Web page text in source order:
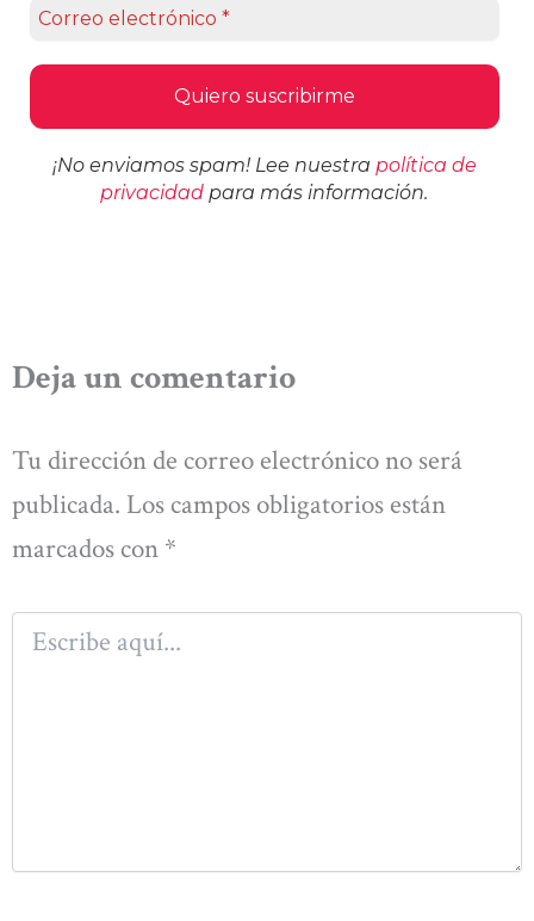
¡No enviamos spam! Lee nuestra política de
privacidad para más información.
Deja un comentario
Tu dirección de correo electrónico no será
publicada. Los campos obligatorios están
marcados con *
aquí...